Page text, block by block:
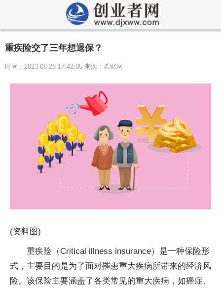
重疾险交了三年想退保？
时间：2023-08-28 17:42:05 来源：希财网
(资料图)
重疾险（Critical illness insurance）是一种保险形
式，主要目的是为了面对罹患重大疾病所带来的经济风
险。该保险主要涵盖了各类常见的重大疾病，如癌症、